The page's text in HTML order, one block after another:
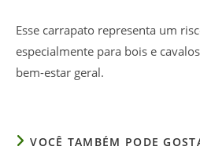
Esse carrapato representa um
especialmente para bois e
bem-estar geral.
VOCÊ TAMBÉM PODE